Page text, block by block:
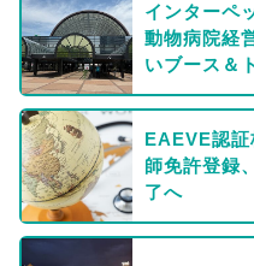
インターペ
動物病院経
いブース＆
EAEVE認
師免許登録
了へ